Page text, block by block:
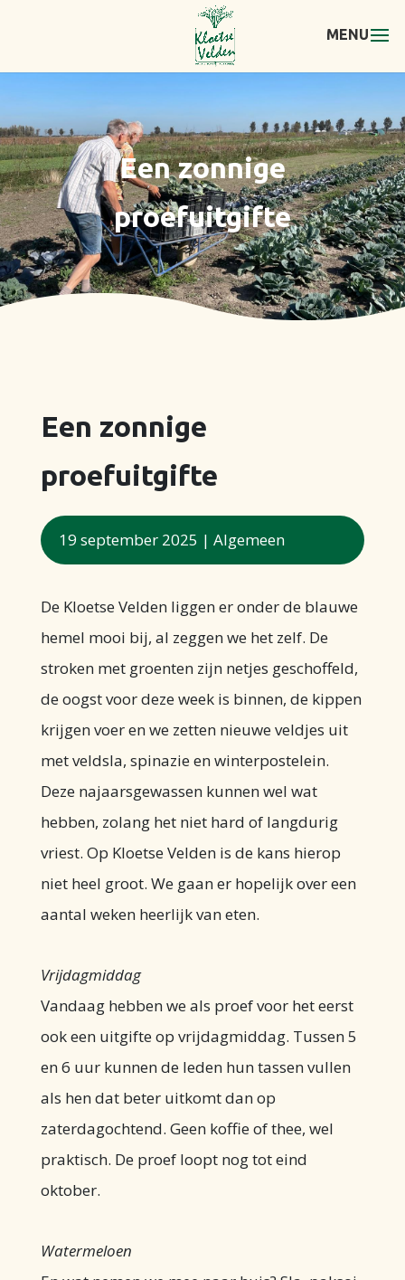
Een zonnige
proefuitgifte
Een zonnige
proefuitgifte
19 september 2025 | Algemeen
De Kloetse Velden liggen er onder de blauwe
hemel mooi bij, al zeggen we het zelf. De
stroken met groenten zijn netjes geschoffeld,
de oogst voor deze week is binnen, de kippen
krijgen voer en we zetten nieuwe veldjes uit
met veldsla, spinazie en winterpostelein.
Deze najaarsgewassen kunnen wel wat
hebben, zolang het niet hard of langdurig
vriest. Op Kloetse Velden is de kans hierop
niet heel groot. We gaan er hopelijk over een
aantal weken heerlijk van eten.
Vrijdagmiddag
Vandaag hebben we als proef voor het eerst
ook een uitgifte op vrijdagmiddag. Tussen 5
en 6 uur kunnen de leden hun tassen vullen
als hen dat beter uitkomt dan op
zaterdagochtend. Geen koffie of thee, wel
praktisch. De proef loopt nog tot eind
oktober.
Watermeloen